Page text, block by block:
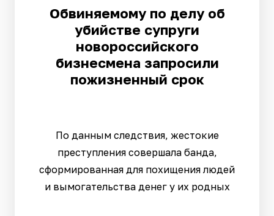
Обвиняемому по делу об
убийстве супруги
новороссийского
бизнесмена запросили
пожизненный срок
По данным следствия, жестокие
преступления совершала банда,
сформированная для похищения людей
и вымогательства денег у их родных